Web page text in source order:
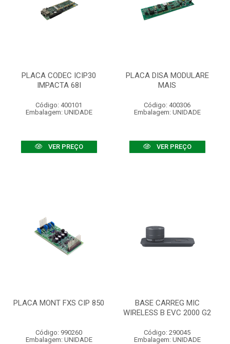
PLACA CODEC ICIP30
IMPACTA 68I
Código: 400101
Embalagem: UNIDADE
VER PREÇO
PLACA DISA MODULARE
MAIS
Código: 400306
Embalagem: UNIDADE
VER PREÇO
PLACA MONT FXS CIP 850
Código: 990260
Embalagem: UNIDADE
BASE CARREG MIC
WIRELESS B EVC 2000 G2
Código: 290045
Embalagem: UNIDADE